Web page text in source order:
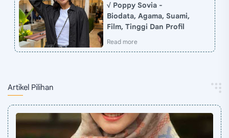
√ Poppy Sovia -
Biodata, Agama, Suami,
Film, Tinggi Dan Profil
Artikel Pilihan